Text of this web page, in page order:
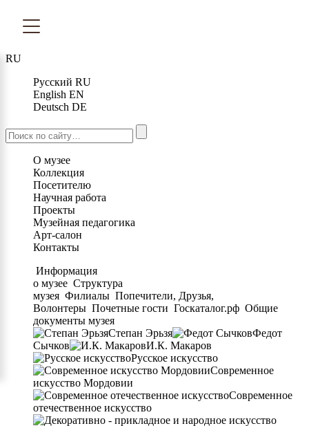
RU
Русский RU
English EN
Deutsch DE
О музее
Коллекция
Посетителю
Научная работа
Проекты
Музейная педагогика
Арт-салон
Контакты
Информация
о музее Структура
музея Филиалы Попечители, Друзья,
Волонтеры Почетные гости Госкаталог.рф Общие
документы музея
Степан Эрьзя
Федот
Сычков
И.К. Макаров
Русское искусство
Современное
искусство Мордовии
Современное
отечественное искусство